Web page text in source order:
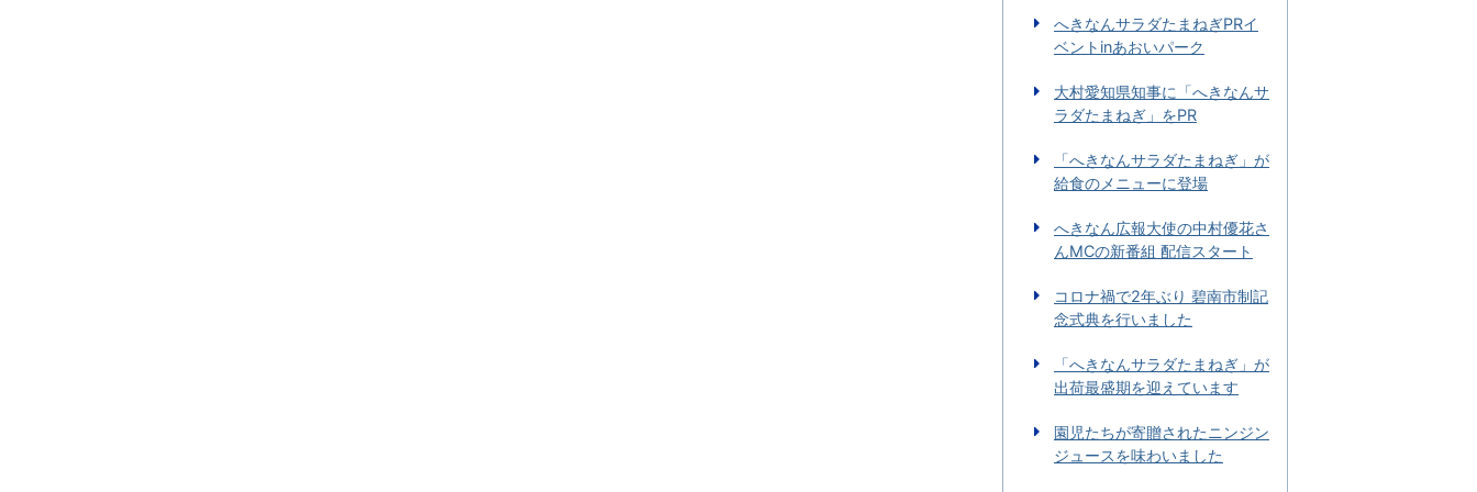
へきなんサラダたまねぎPRイ
ベントinあおいパーク
大村愛知県知事に「へきなんサ
ラダたまねぎ」をPR
「へきなんサラダたまねぎ」が
給食のメニューに登場
へきなん広報大使の中村優花さ
んMCの新番組 配信スタート
コロナ禍で2年ぶり 碧南市制記
念式典を行いました
「へきなんサラダたまねぎ」が
出荷最盛期を迎えています
園児たちが寄贈されたニンジン
ジュースを味わいました